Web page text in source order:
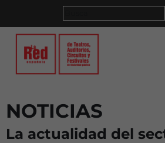
NOTICIAS
La actualidad del